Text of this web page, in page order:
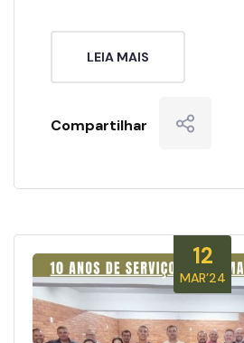
LEIA MAIS
Compartilhar
12
MAR’24